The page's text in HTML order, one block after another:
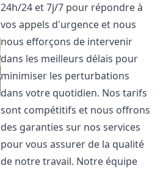
24h/24 et 7j/7 pour répondre à
vos appels d'urgence et nous
nous efforçons de intervenir
dans les meilleurs délais pour
minimiser les perturbations
dans votre quotidien. Nos tarifs
sont compétitifs et nous offrons
des garanties sur nos services
pour vous assurer de la qualité
de notre travail. Notre équipe